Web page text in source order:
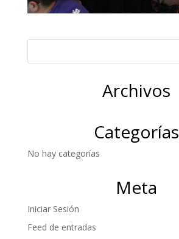
Archivos
Categorías
No hay categorías
Meta
Iniciar Sesión
Feed de entradas